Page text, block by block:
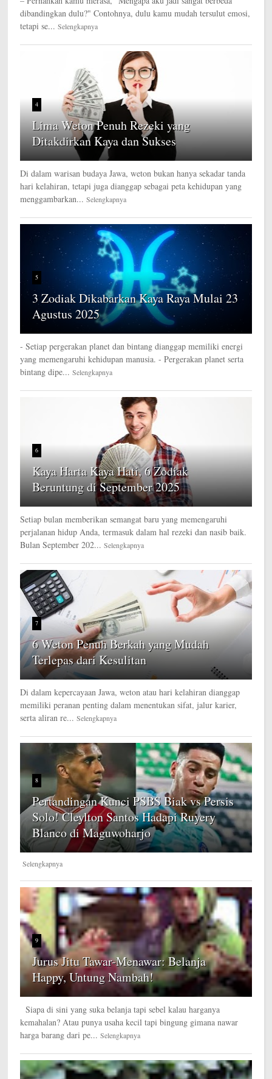
dibandingkan dulu?" Contohnya, dulu kamu mudah tersulut emosi,
tetapi se... Selengkapnya
4
Lima Weton Penuh Rezeki yang
Ditakdirkan Kaya dan Sukses
Di dalam warisan budaya Jawa, weton bukan hanya sekadar tanda
hari kelahiran, tetapi juga dianggap sebagai peta kehidupan yang
menggambarkan... Selengkapnya
5
3 Zodiak Dikabarkan Kaya Raya Mulai 23
Agustus 2025
- Setiap pergerakan planet dan bintang dianggap memiliki energi
yang memengaruhi kehidupan manusia. - Pergerakan planet serta
bintang dipe... Selengkapnya
6
Kaya Harta Kaya Hati, 6 Zodiak
Beruntung di September 2025
Setiap bulan memberikan semangat baru yang memengaruhi
perjalanan hidup Anda, termasuk dalam hal rezeki dan nasib baik.
Bulan September 202... Selengkapnya
7
6 Weton Penuh Berkah yang Mudah
Terlepas dari Kesulitan
Di dalam kepercayaan Jawa, weton atau hari kelahiran dianggap
memiliki peranan penting dalam menentukan sifat, jalur karier,
serta aliran re... Selengkapnya
8
Pertandingan Kunci PSBS Biak vs Persis
Solo! Cleylton Santos Hadapi Ruyery
Blanco di Maguwoharjo
Selengkapnya
9
Jurus Jitu Tawar-Menawar: Belanja
Happy, Untung Nambah!
Siapa di sini yang suka belanja tapi sebel kalau harganya
kemahalan? Atau punya usaha kecil tapi bingung gimana nawar
harga barang dari pe... Selengkapnya